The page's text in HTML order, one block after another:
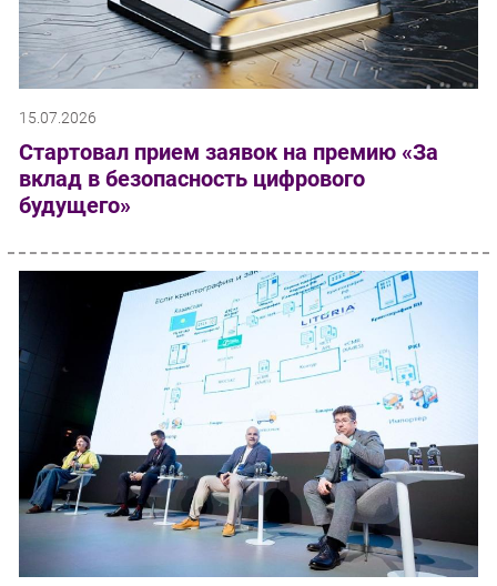
15.07.2026
Стартовал прием заявок на премию «За
вклад в безопасность цифрового
будущего»